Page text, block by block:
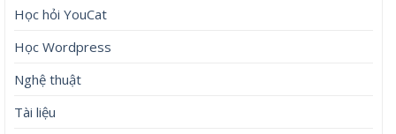
Học hỏi YouCat
Học Wordpress
Nghệ thuật
Tài liệu